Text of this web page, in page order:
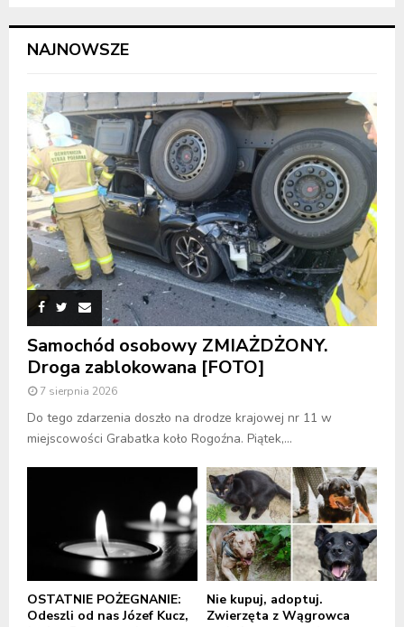
NAJNOWSZE
Samochód osobowy ZMIAŻDŻONY.
Droga zablokowana [FOTO]
7 sierpnia 2026
Do tego zdarzenia doszło na drodze krajowej nr 11 w
miejscowości Grabatka koło Rogoźna. Piątek,...
OSTATNIE POŻEGNANIE:
Odeszli od nas Józef Kucz,
Nie kupuj, adoptuj.
Zwierzęta z Wągrowca